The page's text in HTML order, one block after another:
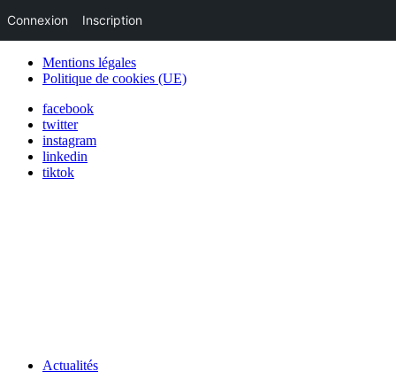
Mentions légales
Politique de cookies (UE)
facebook
twitter
instagram
linkedin
tiktok
Actualités
Connexion Inscription